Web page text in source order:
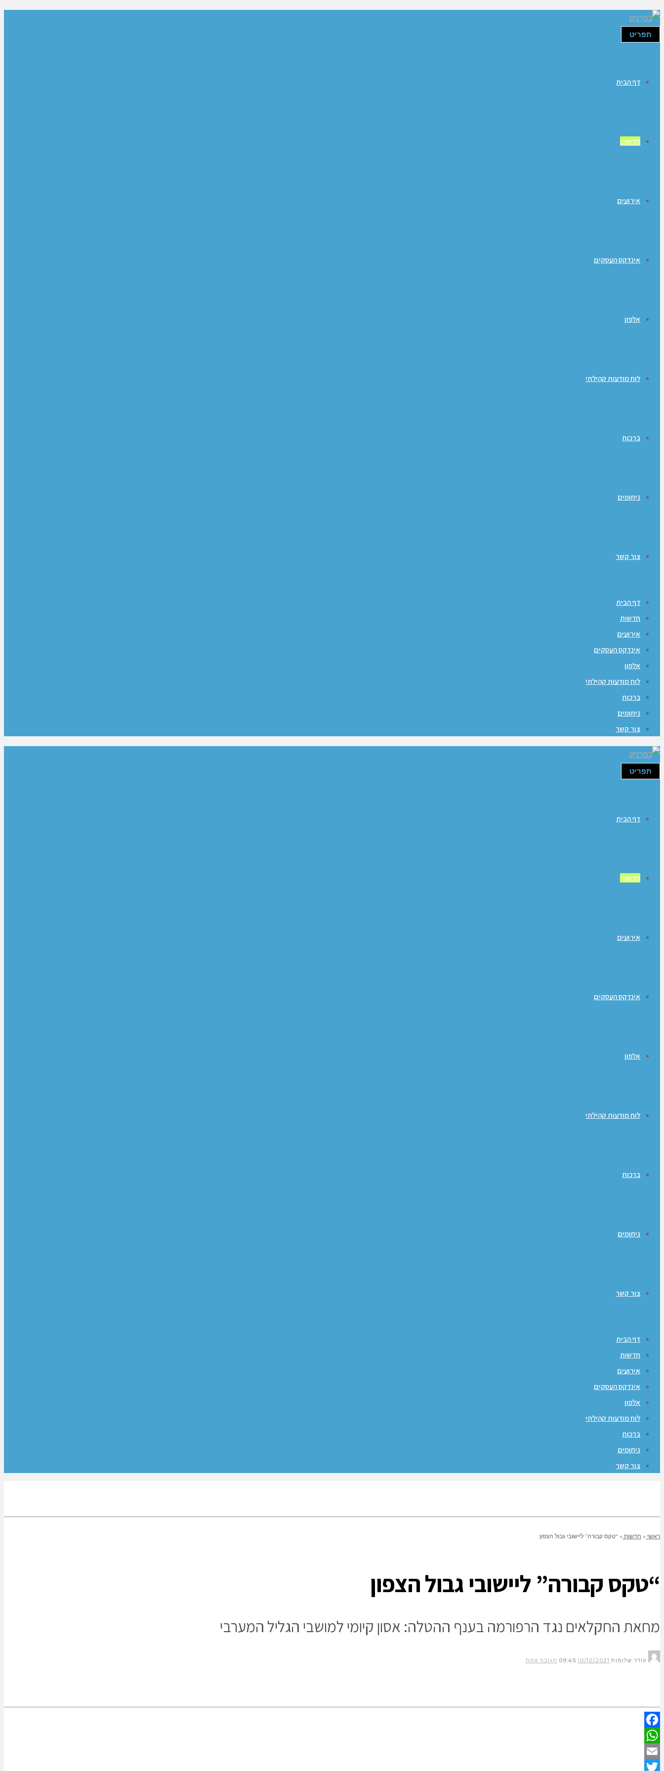
תפריט
דף הבית
חדשות
אירועים
אינדקס העסקים
אלפון
לוח מודעות קהילתי
ברכות
ניחומים
צור קשר
דף הבית
חדשות
אירועים
אינדקס העסקים
אלפון
לוח מודעות קהילתי
ברכות
ניחומים
צור קשר
תפריט
דף הבית
חדשות
אירועים
אינדקס העסקים
אלפון
לוח מודעות קהילתי
ברכות
ניחומים
צור קשר
דף הבית
חדשות
אירועים
אינדקס העסקים
אלפון
לוח מודעות קהילתי
ברכות
ניחומים
צור קשר
ראשי » חדשות » “טקס קבורה” ליישובי גבול הצפון
“טקס קבורה” ליישובי גבול הצפון
מחאת החקלאים נגד הרפורמה בענף ההטלה: אסון קיומי למושבי הגליל המערבי
עודד שלומות 10/12/2021
09:45 תגובה אחת
Facebook
WhatsApp
Email